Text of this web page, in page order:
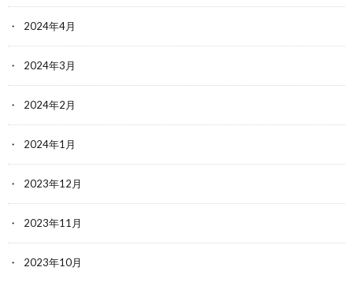
2024年4月
2024年3月
2024年2月
2024年1月
2023年12月
2023年11月
2023年10月